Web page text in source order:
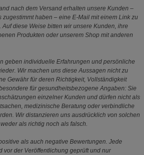
nach dem Versand erhalten unsere Kunden –
zugestimmt haben – eine E-Mail mit einem Link zu
diese Weise bitten wir unsere Kunden, ihre
Produkten oder unserem Shop mit anderen
geben individuelle Erfahrungen und persönliche
Wir machen uns diese Aussagen nicht zu
Gewähr für deren Richtigkeit, Vollständigkeit
für gesundheitsbezogene Angaben: Sie
einzelner Kunden und dürfen nicht als
medizinische Beratung oder verbindliche
Wir distanzieren uns ausdrücklich von solchen
als richtig noch als falsch.
als auch negative Bewertungen. Jede
vor der Veröffentlichung geprüft und nur